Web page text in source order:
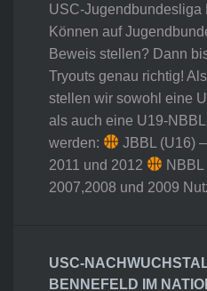
USC-Jugendbundesliga
Können auf
Beweis stellen? Dann
Tryouts genau richtig!
stellen wir sowohl eine
als auch eine U19-
werden:
JBBL (U16)
2011 und 2012
2007,2008 und 2009
USC-
BENNEFELD IM